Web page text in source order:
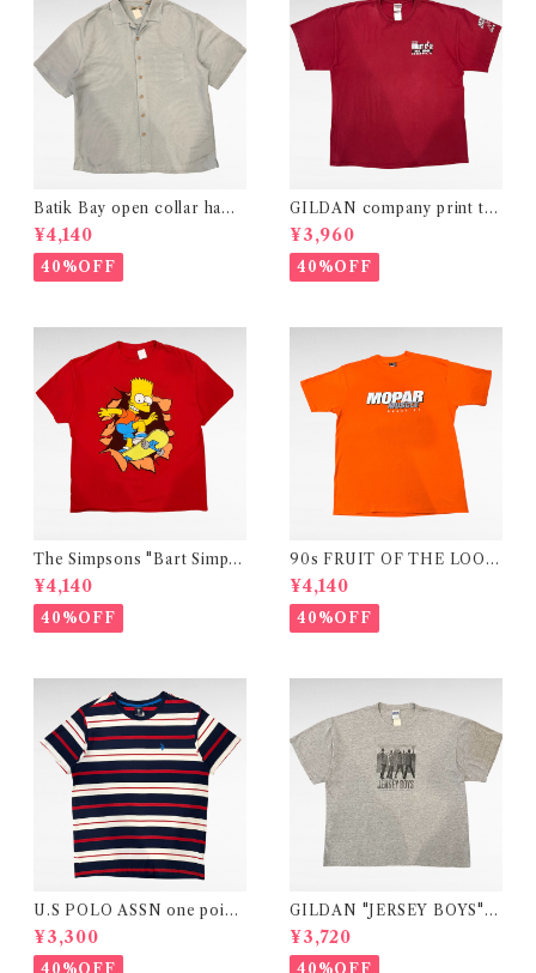
Batik Bay open collar hawa
iian design rayon polyester
shirt
¥4,140
40%OFF
GILDAN company print t-s
hirt
¥3,960
40%OFF
The Simpsons "Bart Simps
on" official print t-shirt
¥4,140
40%OFF
90s FRUIT OF THE LOOM
"Mopar Nationals" print t-s
hirt (made in USA)
¥4,140
40%OFF
U.S POLO ASSN one point
logo border design t-shirt
¥3,300
40%OFF
GILDAN "JERSEY BOYS"
movie print t-shirt
¥3,720
40%OFF